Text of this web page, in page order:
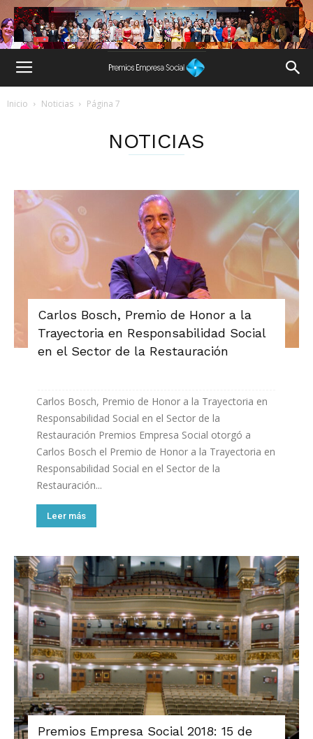
Inicio Noticias Página 7
NOTICIAS
Carlos Bosch, Premio de Honor a la
Trayectoria en Responsabilidad Social
en el Sector de la Restauración
Carlos Bosch, Premio de Honor a la Trayectoria en
Responsabilidad Social en el Sector de la
Restauración Premios Empresa Social otorgó a
Carlos Bosch el Premio de Honor a la Trayectoria en
Responsabilidad Social en el Sector de la
Restauración...
Leer más
Premios Empresa Social 2018: 15 de